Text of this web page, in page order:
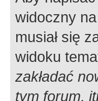
widoczny
musiał się
widoku
zakładać
tym forum,